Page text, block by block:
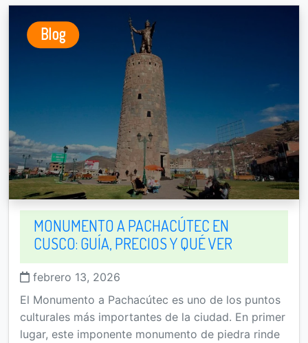
Blog
MONUMENTO A PACHACÚTEC EN
CUSCO: GUÍA, PRECIOS Y QUÉ VER
febrero 13, 2026
El Monumento a Pachacútec es uno de los puntos
culturales más importantes de la ciudad. En primer
lugar, este imponente monumento de piedra rinde